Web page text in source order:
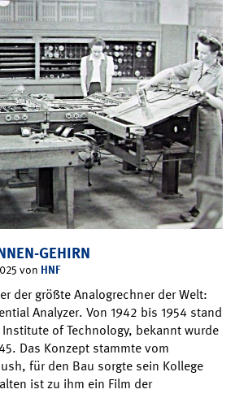
GEHIRN
von HNF
der größte Analogrechner der Welt:
Analyzer. Von 1942 bis 1954 stand
of Technology, bekannt wurde
Das Konzept stammte vom
für den Bau sorgte sein Kollege
ist zu ihm ein Film der